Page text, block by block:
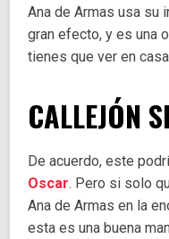
Ana de Armas usa su
gran efecto, y es una
tienes que ver en
CALLEJÓN
De acuerdo, este
Oscar. Pero si solo
Ana de Armas en la
esta es una buena